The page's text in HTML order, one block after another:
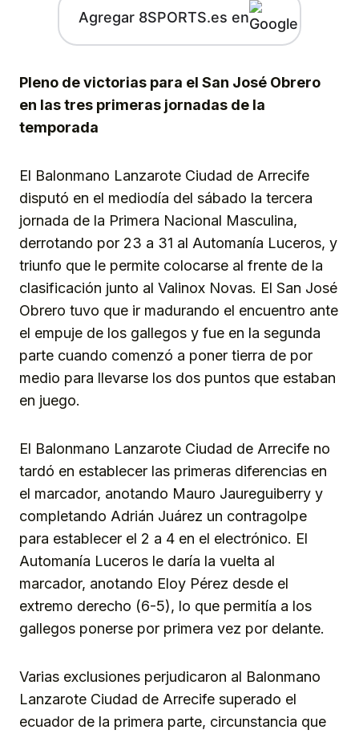
Agregar 8SPORTS.es en
Pleno de victorias para el San José Obrero
en las tres primeras jornadas de la
temporada
El Balonmano Lanzarote Ciudad de Arrecife
disputó en el mediodía del sábado la tercera
jornada de la Primera Nacional Masculina,
derrotando por 23 a 31 al Automanía Luceros, y
triunfo que le permite colocarse al frente de la
clasificación junto al Valinox Novas. El San José
Obrero tuvo que ir madurando el encuentro ante
el empuje de los gallegos y fue en la segunda
parte cuando comenzó a poner tierra de por
medio para llevarse los dos puntos que estaban
en juego.
El Balonmano Lanzarote Ciudad de Arrecife no
tardó en establecer las primeras diferencias en
el marcador, anotando Mauro Jaureguiberry y
completando Adrián Juárez un contragolpe
para establecer el 2 a 4 en el electrónico. El
Automanía Luceros le daría la vuelta al
marcador, anotando Eloy Pérez desde el
extremo derecho (6-5), lo que permitía a los
gallegos ponerse por primera vez por delante.
Varias exclusiones perjudicaron al Balonmano
Lanzarote Ciudad de Arrecife superado el
ecuador de la primera parte, circunstancia que